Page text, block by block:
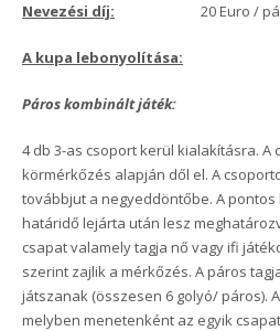
Nevezési díj: 20 Euro /
A kupa lebonyolítása:
Páros kombinált játék:
4 db 3-as csoport kerül kialakításra.
körmérkőzés alapján dől el. A
továbbjut a negyeddöntőbe. A
határidő lejárta után lesz
csapat valamely tagja nő vagy ifi
szerint zajlik a mérkőzés. A páros
játszanak (összesen 6 golyó/ páros).
melyben menetenként az egyik